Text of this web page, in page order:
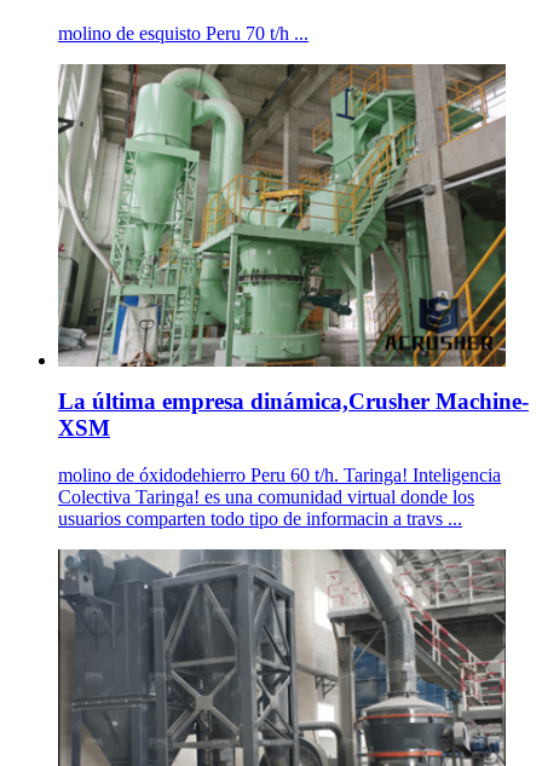
molino de esquisto Peru 70 t/h ...
La última empresa dinámica,Crusher Machine-
XSM
molino de óxidodehierro Peru 60 t/h. Taringa! Inteligencia
Colectiva Taringa! es una comunidad virtual donde los
usuarios comparten todo tipo de informacin a travs ...